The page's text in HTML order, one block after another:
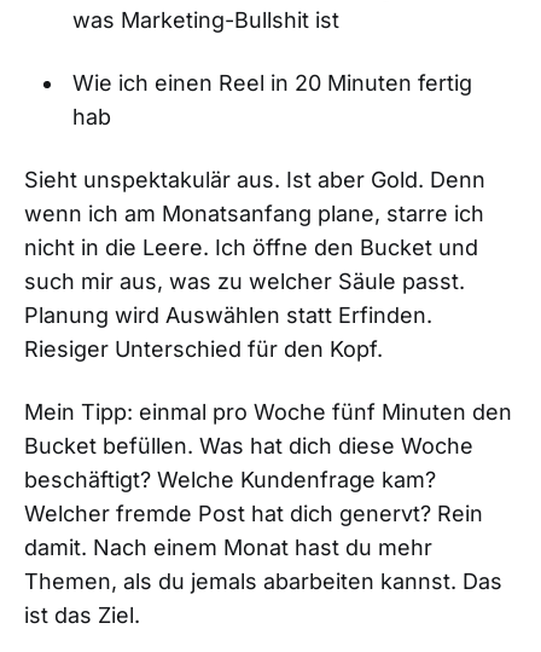
was Marketing-Bullshit ist
Wie ich einen Reel in 20 Minuten fertig
hab
Sieht unspektakulär aus. Ist aber Gold. Denn
wenn ich am Monatsanfang plane, starre ich
nicht in die Leere. Ich öffne den Bucket und
such mir aus, was zu welcher Säule passt.
Planung wird Auswählen statt Erfinden.
Riesiger Unterschied für den Kopf.
Mein Tipp: einmal pro Woche fünf Minuten den
Bucket befüllen. Was hat dich diese Woche
beschäftigt? Welche Kundenfrage kam?
Welcher fremde Post hat dich genervt? Rein
damit. Nach einem Monat hast du mehr
Themen, als du jemals abarbeiten kannst. Das
ist das Ziel.